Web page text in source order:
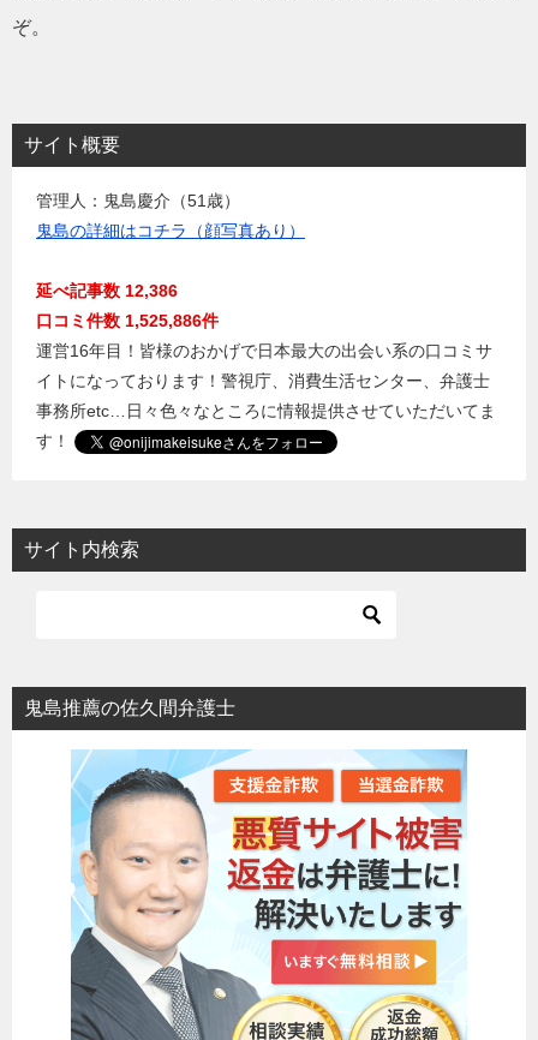
ぞ。
サイト概要
管理人：鬼島慶介（51歳）
鬼島の詳細はコチラ（顔写真あり）
延べ記事数 12,386
口コミ件数 1,525,886件
運営16年目！皆様のおかげで日本最大の出会い系の口コミサ
イトになっております！警視庁、消費生活センター、弁護士
事務所etc…日々色々なところに情報提供させていただいてま
す！
サイト内検索
鬼島推薦の佐久間弁護士